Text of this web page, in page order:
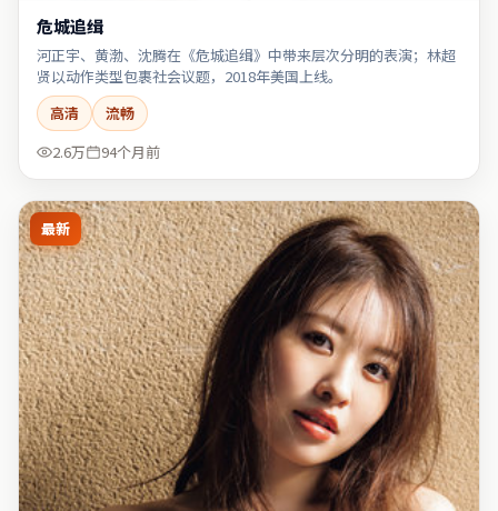
危城追缉
河正宇、黄渤、沈腾在《危城追缉》中带来层次分明的表演；林超
贤以动作类型包裹社会议题，2018年美国上线。
高清
流畅
2.6万
94个月前
最新